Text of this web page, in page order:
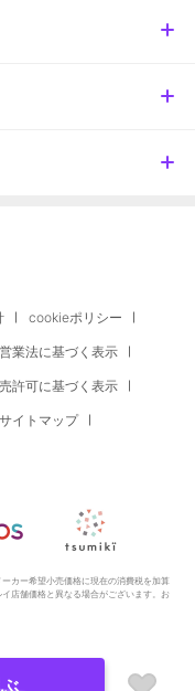
cookieポリシー
業法に基づく表示
許可に基づく表示
サイトマップ
カー希望小売価格に現在の消費税を加算
店舗価格と異なる場合がございます。お
Co., Ltd